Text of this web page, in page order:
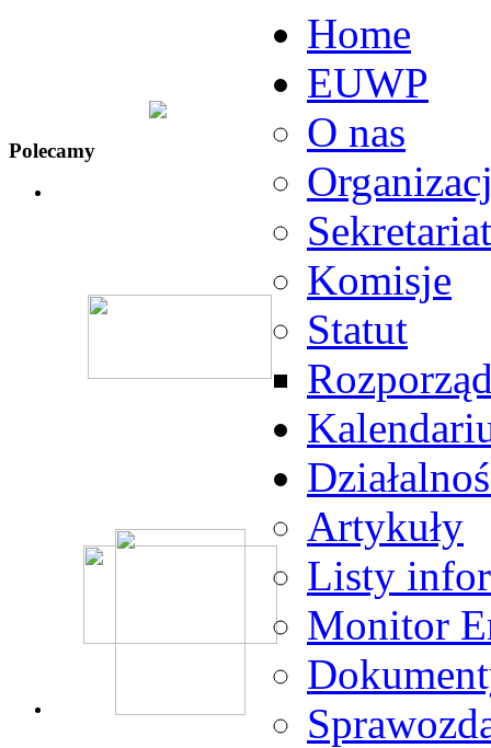
Polecamy
Home
EUWP
O nas
Sekretariat
Komisje
Statut
Artykuły
Listy
Monitor